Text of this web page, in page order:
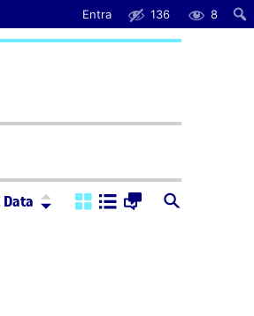
Entra 136 8
Data Ordre: Descendent